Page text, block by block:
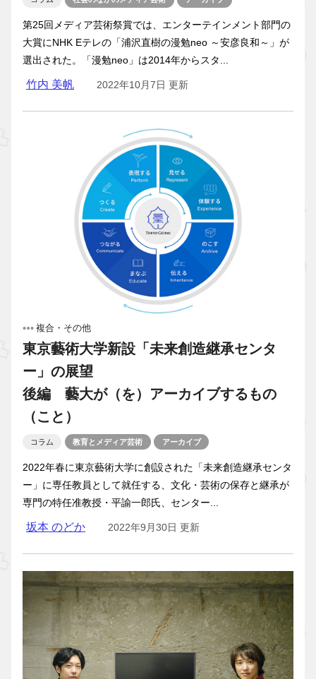
第25回メディア芸術祭賞では、エンターテインメント部門の
大賞にNHK Eテレの「浦沢直樹の漫勉neo ～安彦良和～」が
選出された。「漫勉neo」は2014年からスタ...
竹内 美帆 2022年10月7日 更新
複合・その他
東京藝術大学新設「未来創造継承センタ
ー」の展望
後編 藝大が（を）アーカイブするもの
（こと）
コラム 教育とメディア芸術 アーカイブ
2022年春に東京藝術大学に創設された「未来創造継承センタ
ー」に専任教員として就任する、文化・芸術の保存と継承が
専門の特任准教授・平諭一郎氏、センター...
坂本 のどか 2022年9月30日 更新